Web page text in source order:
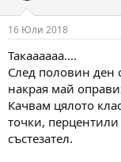
16 Юли 2018
Такаааааа....
След половин ден
накрая май
Качвам цялото
точки,
състезател.